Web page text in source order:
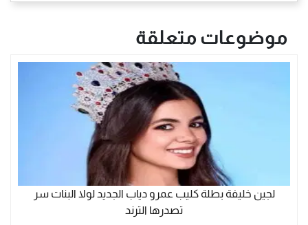
موضوعات متعلقة
لجين خليفة بطلة كليب عمرو دياب الجديد لولا البنات سر
تصدرها الترند